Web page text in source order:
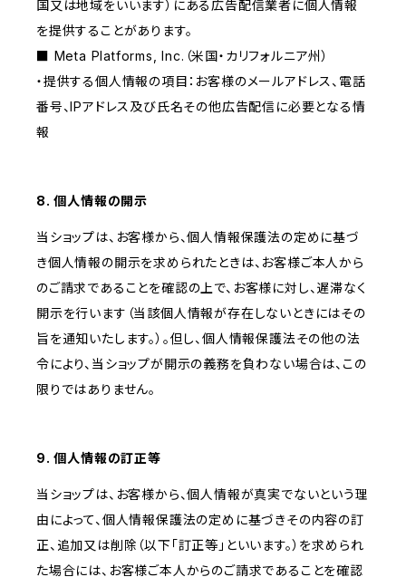
国又は地域をいいます）にある広告配信業者に個人情報
を提供することがあります。
■ Meta Platforms, Inc.（米国・カリフォルニア州）
・提供する個人情報の項目：お客様のメールアドレス、電話
番号、IPアドレス及び氏名その他広告配信に必要となる情
報
8. 個人情報の開示
当ショップは、お客様から、個人情報保護法の定めに基づ
き個人情報の開示を求められたときは、お客様ご本人から
のご請求であることを確認の上で、お客様に対し、遅滞なく
開示を行います（当該個人情報が存在しないときにはその
旨を通知いたします。）。但し、個人情報保護法その他の法
令により、当ショップが開示の義務を負わない場合は、この
限りではありません。
9. 個人情報の訂正等
当ショップは、お客様から、個人情報が真実でないという理
由によって、個人情報保護法の定めに基づきその内容の訂
正、追加又は削除（以下「訂正等」といいます。）を求められ
た場合には、お客様ご本人からのご請求であることを確認